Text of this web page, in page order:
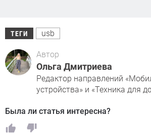
ТЕГИ usb
Автор
Ольга Дмитриева
Редактор направлений
устройства» и «Техника для
Была ли статья интересна?